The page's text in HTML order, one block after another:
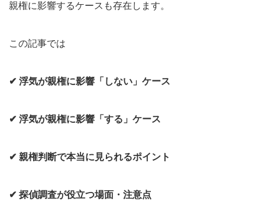
親権に影響するケースも存在します。
この記事では
✔ 浮気が親権に影響「しない」ケース
✔ 浮気が親権に影響「する」ケース
✔ 親権判断で本当に見られるポイント
✔ 探偵調査が役立つ場面・注意点